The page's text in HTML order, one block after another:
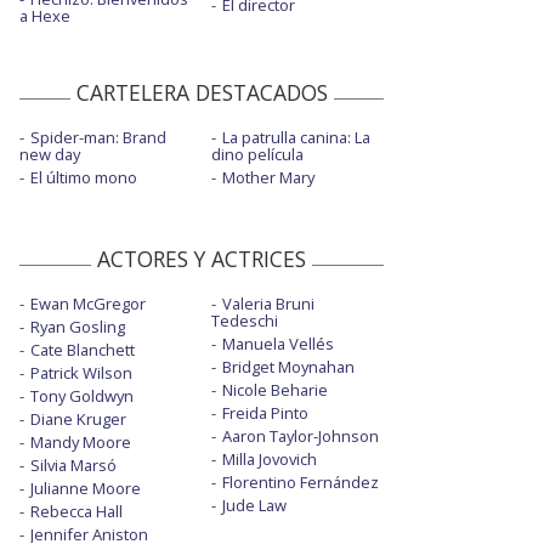
a Hexe El director
CARTELERA DESTACADOS
Spider-man: Brand
new day
El último mono
La patrulla canina: La
dino película
Mother Mary
ACTORES Y ACTRICES
Ewan McGregor
Ryan Gosling
Cate Blanchett
Patrick Wilson
Tony Goldwyn
Diane Kruger
Mandy Moore
Silvia Marsó
Julianne Moore
Rebecca Hall
Jennifer Aniston
Valeria Bruni
Tedeschi
Manuela Vellés
Bridget Moynahan
Nicole Beharie
Freida Pinto
Aaron Taylor-Johnson
Milla Jovovich
Florentino Fernández
Jude Law